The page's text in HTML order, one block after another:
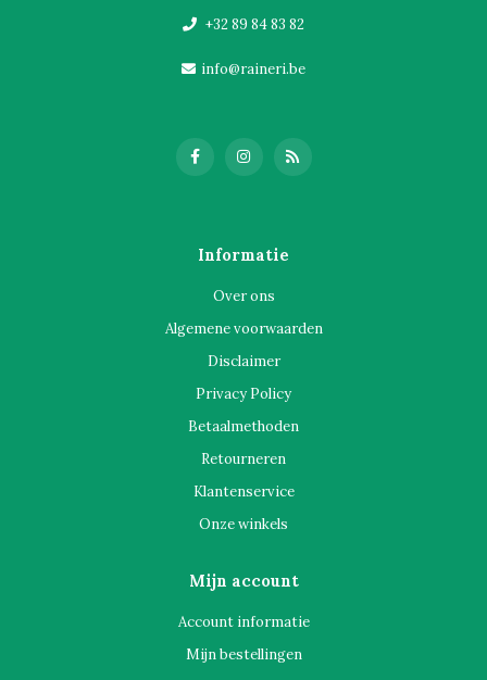
+32 89 84 83 82
info@raineri.be
Informatie
Over ons
Algemene voorwaarden
Disclaimer
Privacy Policy
Betaalmethoden
Retourneren
Klantenservice
Onze winkels
Mijn account
Account informatie
Mijn bestellingen